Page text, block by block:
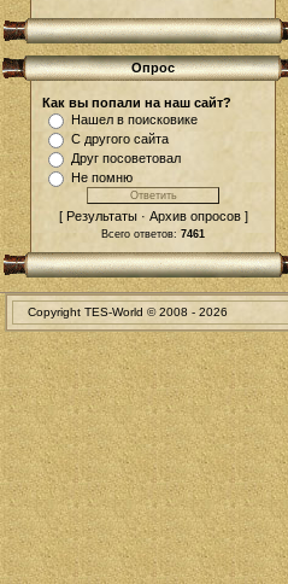
Опрос
Как вы попали на наш сайт?
Нашел в поисковике
С другого сайта
Друг посоветовал
Не помню
[ Результаты · Архив опросов ]
Всего ответов: 7461
Copyright TES-World © 2008 - 2026